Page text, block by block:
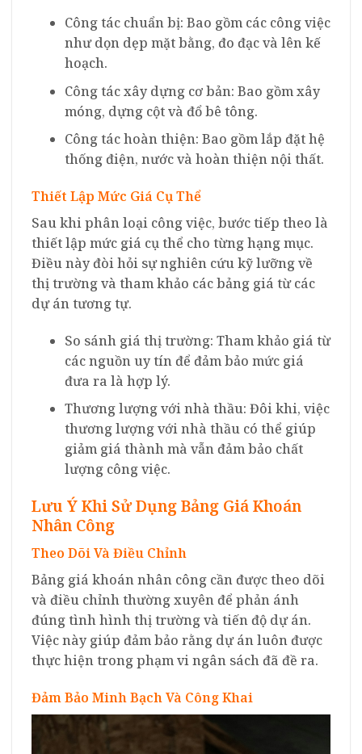
Công tác chuẩn bị: Bao gồm các công việc
như dọn dẹp mặt bằng, đo đạc và lên kế
hoạch.
Công tác xây dựng cơ bản: Bao gồm xây
móng, dựng cột và đổ bê tông.
Công tác hoàn thiện: Bao gồm lắp đặt hệ
thống điện, nước và hoàn thiện nội thất.
Thiết Lập Mức Giá Cụ Thể
Sau khi phân loại công việc, bước tiếp theo là
thiết lập mức giá cụ thể cho từng hạng mục.
Điều này đòi hỏi sự nghiên cứu kỹ lưỡng về
thị trường và tham khảo các bảng giá từ các
dự án tương tự.
So sánh giá thị trường: Tham khảo giá từ
các nguồn uy tín để đảm bảo mức giá
đưa ra là hợp lý.
Thương lượng với nhà thầu: Đôi khi, việc
thương lượng với nhà thầu có thể giúp
giảm giá thành mà vẫn đảm bảo chất
lượng công việc.
Lưu Ý Khi Sử Dụng Bảng Giá Khoán
Nhân Công
Theo Dõi Và Điều Chỉnh
Bảng giá khoán nhân công cần được theo dõi
và điều chỉnh thường xuyên để phản ánh
đúng tình hình thị trường và tiến độ dự án.
Việc này giúp đảm bảo rằng dự án luôn được
thực hiện trong phạm vi ngân sách đã đề ra.
Đảm Bảo Minh Bạch Và Công Khai